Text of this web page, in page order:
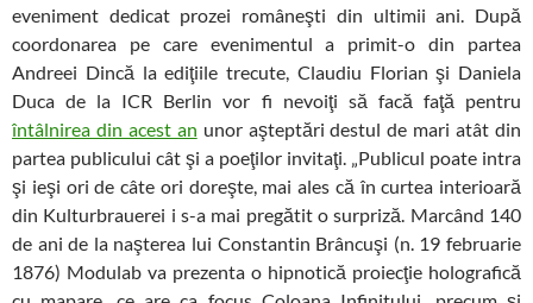
eveniment dedicat prozei româneşti din ultimii ani. După
coordonarea pe care evenimentul a primit-o din partea
Andreei Dincă la ediţiile trecute, Claudiu Florian şi Daniela
Duca de la ICR Berlin vor fi nevoiţi să facă faţă pentru
întâlnirea din acest an unor aşteptări destul de mari atât din
partea publicului cât şi a poeţilor invitaţi. „Publicul poate intra
şi ieşi ori de câte ori doreşte, mai ales că în curtea interioară
din Kulturbrauerei i s-a mai pregătit o surpriză. Marcând 140
de ani de la naşterea lui Constantin Brâncuşi (n. 19 februarie
1876) Modulab va prezenta o hipnotică proiecţie holografică